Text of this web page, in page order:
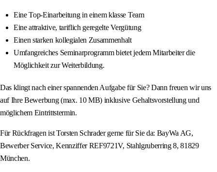
Eine Top-Einarbeitung in einem klasse Team
Eine attraktive, tariflich geregelte Vergütung
Einen starken kollegialen Zusammenhalt
Umfangreiches Seminarprogramm bietet jedem Mitarbeiter die
Möglichkeit zur Weiterbildung.
Das klingt nach einer spannenden Aufgabe für Sie? Dann freuen wir uns
auf Ihre Bewerbung (max. 10 MB) inklusive Gehaltsvorstellung und
möglichem Eintrittstermin.
Für Rückfragen ist Torsten Schrader gerne für Sie da: BayWa AG,
Bewerber Service, Kennziffer REF9721V, Stahlgruberring 8, 81829
München.